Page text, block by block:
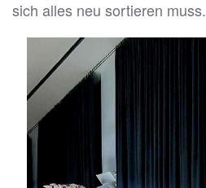
sich alles neu sortieren muss.